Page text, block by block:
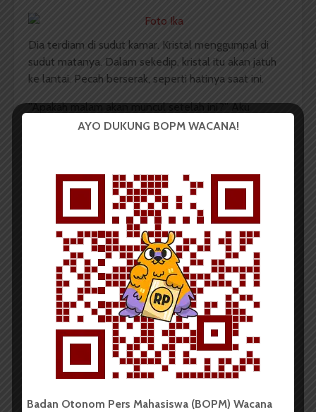
Dia terdiam di sudut kamar. Kristal menggumpal di
sudut matanya. Dalam sekedip, kristal itu akan jatuh
ke lantai. Pecah berserak, seperti hatinya saat ini.
”Apakah malam akan muncul setelah ini?” Aku
menggeliat manja di pangkuannya.
”Kalau dia saja tak pernah berkhianat, mengapa Ibu
mengkhianati Ayah,” mataku membesar menanti kata
yang akan meluncur dari mulutnya.
”Kau sudah mulai besar,” Ayah tersenyum mengelus
pipiku.
Aku hapal betul tatapan itu. Walau aku tak terlalu tua
untuk mengerti. Tapi aku tahu arti dari pandangannya.
Laten. Ingin sekali mengatakan padanya,
Aku sudah
cukup umur untuk mendengar ini !”Namun aku
menahan diri agar tak menambah lukanya.
***
AYO DUKUNG BOPM WACANA!
Badan Otonom Pers Mahasiswa (BOPM) Wacana